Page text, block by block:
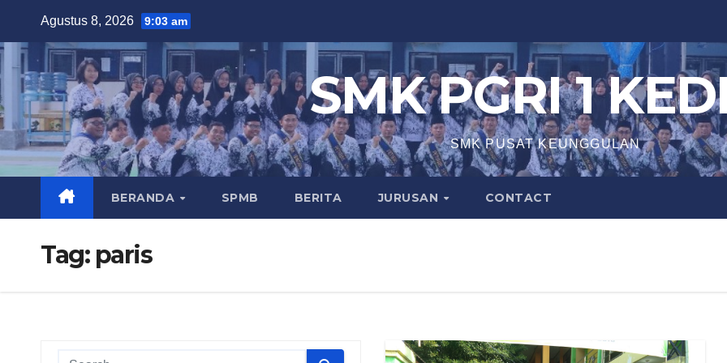
content
Agustus 8, 2026 9:03 am
SMK PGRI 1
SMK PUSAT KEUNGGULAN
BERANDA SPMB BERITA JURUSAN CONTACT
Tag: paris